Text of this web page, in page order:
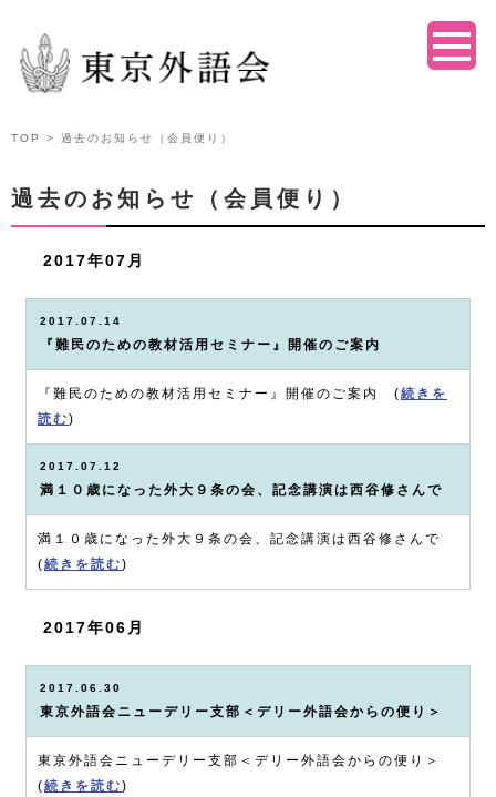
TOP > 過去のお知らせ（会員便り）
過去のお知らせ（会員便り）
2017年07月
2017.07.14
『難民のための教材活用セミナー』開催のご案内
『難民のための教材活用セミナー』開催のご案内 ( 続きを
読む )
2017.07.12
満１０歳になった外大９条の会、記念講演は西谷修さんで
満１０歳になった外大９条の会、記念講演は西谷修さんで
( 続きを読む )
2017年06月
2017.06.30
東京外語会ニューデリー支部＜デリー外語会からの便り＞
東京外語会ニューデリー支部＜デリー外語会からの便り＞
( 続きを読む )